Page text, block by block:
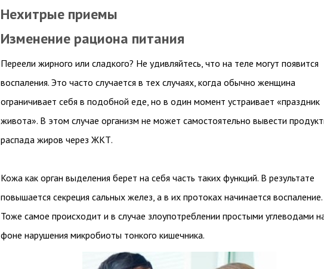
Нехитрые приемы
Изменение рациона питания
Переели жирного или сладкого? Не удивляйтесь, что на теле могут появится
воспаления. Это часто случается в тех случаях, когда обычно женщина
ограничивает себя в подобной еде, но в один момент устраивает «праздник
живота». В этом случае организм не может самостоятельно вывести
распада жиров через ЖКТ.
Кожа как орган выделения берет на себя часть таких функций. В результате
повышается секреция сальных желез, а в их протоках начинается воспаление.
Тоже самое происходит и в случае злоупотреблении простыми углеводами
фоне нарушения микробиоты тонкого кишечника.